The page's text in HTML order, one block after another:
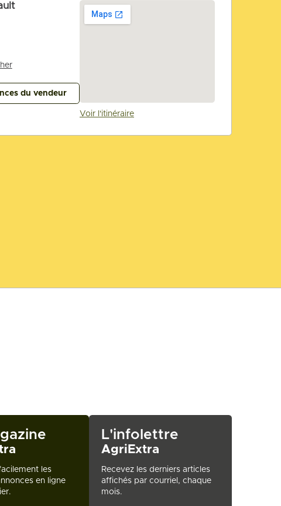
du vendeur
Voir l'itinéraire
les
en ligne
L'infolettre
AgriExtra
Recevez les derniers articles
affichés par courriel, chaque
mois.